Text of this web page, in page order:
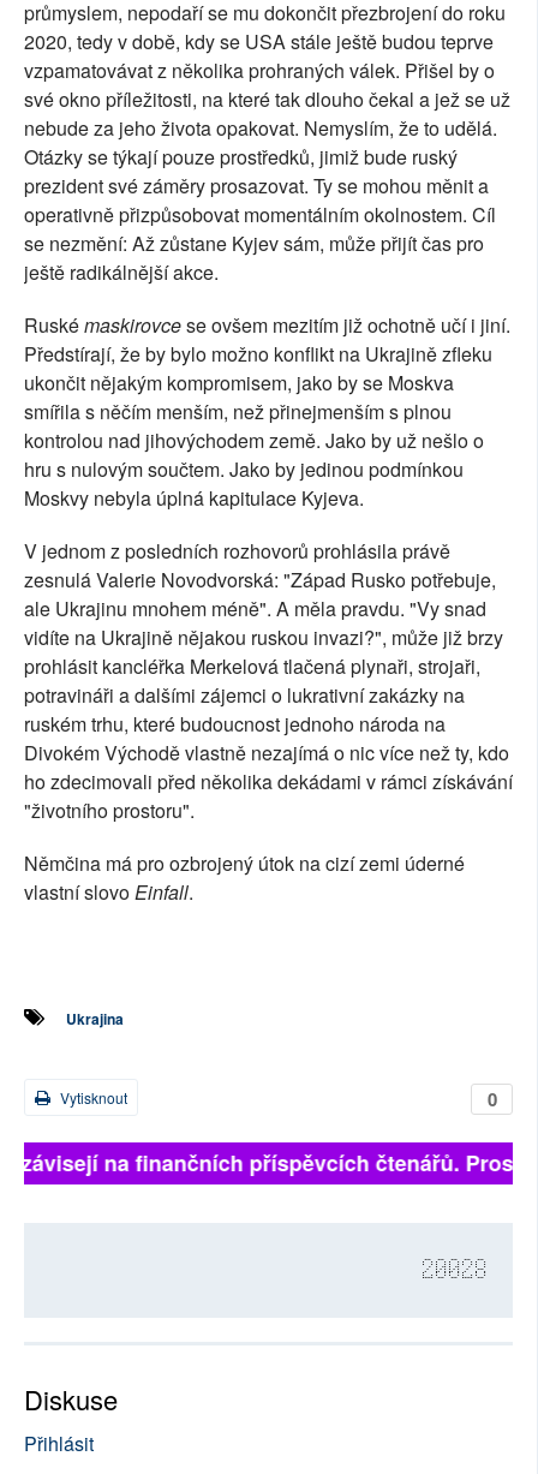
průmyslem, nepodaří se mu dokončit přezbrojení do roku
2020, tedy v době, kdy se USA stále ještě budou teprve
vzpamatovávat z několika prohraných válek. Přišel by o
své okno příležitosti, na které tak dlouho čekal a jež se už
nebude za jeho života opakovat. Nemyslím, že to udělá.
Otázky se týkají pouze prostředků, jimiž bude ruský
prezident své záměry prosazovat. Ty se mohou měnit a
operativně přizpůsobovat momentálním okolnostem. Cíl
se nezmění: Až zůstane Kyjev sám, může přijít čas pro
ještě radikálnější akce.
Ruskémaskirovcese ovšem mezitím již ochotně učí i jiní.
Předstírají, že by bylo možno konflikt na Ukrajině zfleku
ukončit nějakým kompromisem, jako by se Moskva
smířila s něčím menším, než přinejmenším s plnou
kontrolou nad jihovýchodem země. Jako by už nešlo o
hru s nulovým součtem. Jako by jedinou podmínkou
Moskvy nebyla úplná kapitulace Kyjeva.
V jednom z posledních rozhovorů prohlásila právě
zesnulá Valerie Novodvorská: "Západ Rusko potřebuje,
ale Ukrajinu mnohem méně". A měla pravdu. "Vy snad
vidíte na Ukrajině nějakou ruskou invazi?", může již brzy
prohlásit kancléřka Merkelová tlačená plynaři, strojaři,
potravináři a dalšími zájemci o lukrativní zakázky na
ruském trhu, které budoucnost jednoho národa na
Divokém Východě vlastně nezajímá o nic více než ty, kdo
ho zdecimovali před několika dekádami v rámci získávání
"životního prostoru".
Němčina má pro ozbrojený útok na cizí zemi úderné
vlastní slovoEinfall.
Ukrajina
0
Vytisknout
na finančních příspěvcích čtenářů.
20028
Diskuse
Přihlásit